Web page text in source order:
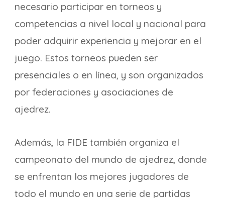
necesario participar en torneos y
competencias a nivel local y nacional para
poder adquirir experiencia y mejorar en el
juego. Estos torneos pueden ser
presenciales o en línea, y son organizados
por federaciones y asociaciones de
ajedrez.
Además, la FIDE también organiza el
campeonato del mundo de ajedrez, donde
se enfrentan los mejores jugadores de
todo el mundo en una serie de partidas